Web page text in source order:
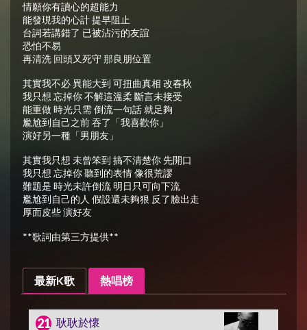
情願你有讀心的超能力
能發現我的心計 提早阻止
台詞若講錯了 已被沾污的友誼
恐怕不易
再清洗 回頭又死守 那良朋位置
其實我不必 異能大到 可扭曲真相 改春秋
我只想 忘掉你 不解這溫柔 斷言未接受
能重做 時光只需 倒流一句話 就足夠
尷尬到自己之前 吞了「我喜歡你」
演好另一種「男朋友」
其實我只想 未曾笨到 搞不清楚你 先開口
我只想 忘掉你 聽到的表情 像很荒謬
難題是 時光未許倒流 明日只可向下流
尷尬到自己的人 假設還未夠狠 反了臉出走
厚面皮些 演好友
**歌詞由第三方提供**
最新K歌 熱唱榜
耿耿於懷